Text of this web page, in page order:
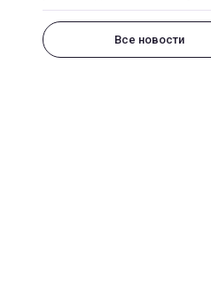
Все новости